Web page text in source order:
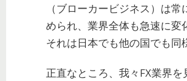
（ブローカービジネス）は常
められ、業界全体も急速に変
それは日本でも他の国でも同
正直なところ、我々FX業界を